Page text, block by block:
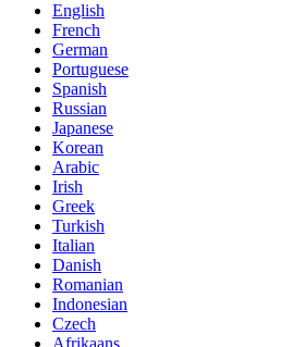
English
French
German
Portuguese
Spanish
Russian
Japanese
Korean
Arabic
Irish
Greek
Turkish
Italian
Danish
Romanian
Indonesian
Czech